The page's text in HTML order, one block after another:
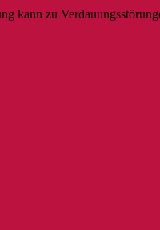
kann zu